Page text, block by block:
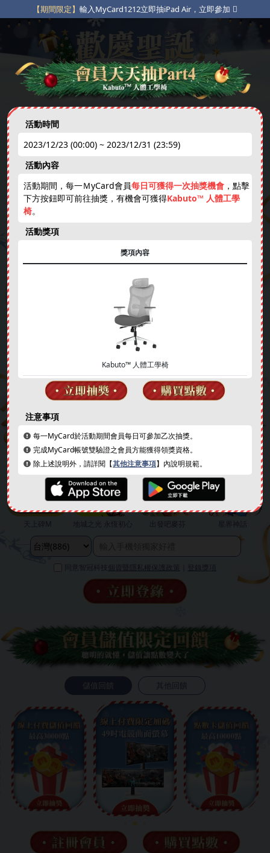
【期間限定】 輸入MyCard1212立即抽iPad Air，立即參加
【粉絲專屬】 指定貼文互動抽獎，立即參加
【限定豪禮】不定期限時動態點數補給，立即參加
免費天天抽 下載APP
娛樂中心 免費虛寶 跨年抽獎券 現金刮刮卡
簽到好禮 成就解鎖
天上碑M 出發吧麥芬 星界神話
同意智冠科技 個資暨隱私權保護政策
儲值回饋
活動時間
2023/12/23 (00:00) ~ 2023/12/31 (23:59)
活動內容
活動期間，每一ＭyCard會員每日可獲得一次抽獎機會 ，點擊
下方按鈕即可前往抽獎，有機會可獲得Kabuto™ 人體工學
椅。
活動獎項
獎項內容
Kabuto™ 人體工學椅
注意事項
每一MyCard於活動期間會員每日可參加乙次抽獎。
完成MyCard帳號雙驗證之會員方能獲得領獎資格。
除上述說明外，請詳閱【其他注意事項】內說明規範。
❄
❄